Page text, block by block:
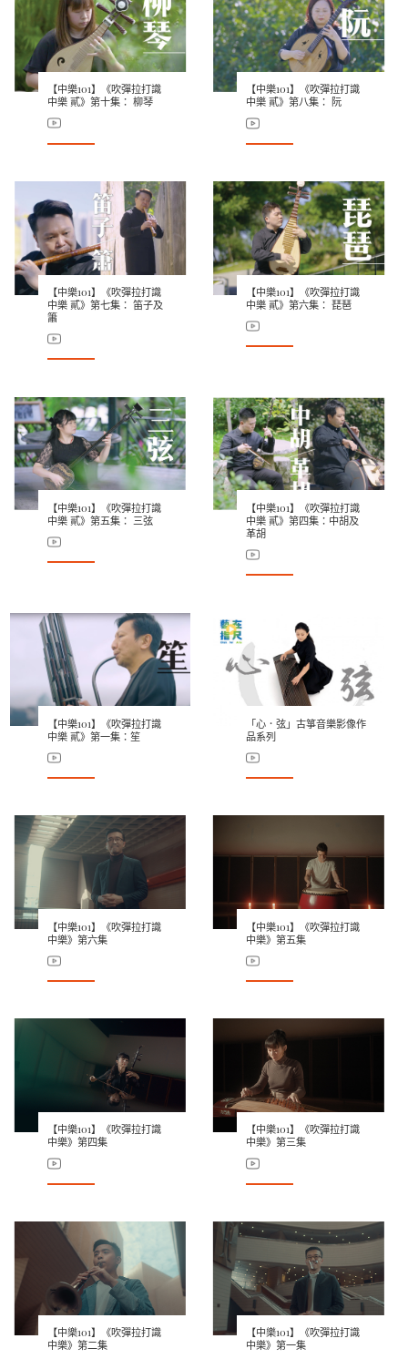
【中樂101】《吹彈拉打識
中樂 貳》第十集： 柳琴
【中樂101】《吹彈拉打識
中樂 貳》第八集： 阮
【中樂101】《吹彈拉打識
中樂 貳》第七集： 笛子及
簫
【中樂101】《吹彈拉打識
中樂 貳》第六集： 琵琶
【中樂101】《吹彈拉打識
中樂 貳》第五集： 三弦
【中樂101】《吹彈拉打識
中樂 貳》第四集：中胡及
革胡
【中樂101】《吹彈拉打識
中樂 貳》第一集：笙
「心．弦」古箏音樂影像作
品系列
【中樂101】《吹彈拉打識
中樂》第六集
【中樂101】《吹彈拉打識
中樂》第五集
【中樂101】《吹彈拉打識
中樂》第四集
【中樂101】《吹彈拉打識
中樂》第三集
【中樂101】《吹彈拉打識
中樂》第二集
【中樂101】《吹彈拉打識
中樂》第一集